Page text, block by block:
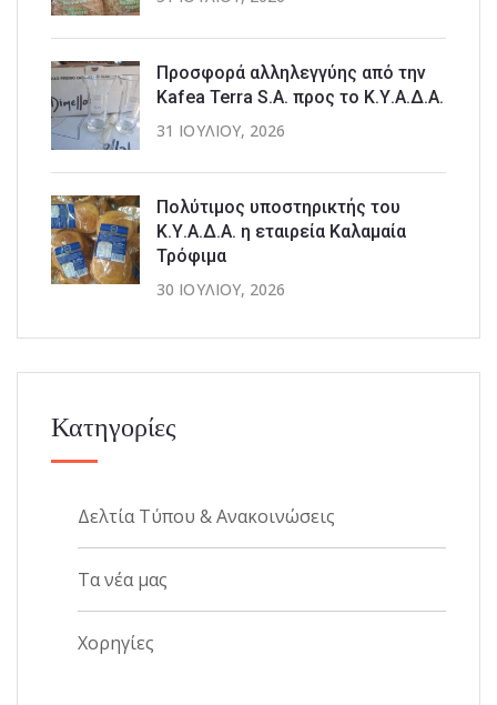
Προσφορά αλληλεγγύης από την
Kafea Terra S.A. προς το Κ.Υ.Α.Δ.Α.
31 ΙΟΥΛΊΟΥ, 2026
Πολύτιμος υποστηρικτής του
Κ.Υ.Α.Δ.Α. η εταιρεία Καλαμαία
Τρόφιμα
30 ΙΟΥΛΊΟΥ, 2026
Κατηγορίες
Δελτία Τύπου & Ανακοινώσεις
Τα νέα μας
Χορηγίες